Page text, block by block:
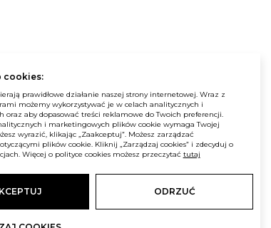
© Balma. Wszelkie prawa zastrzeżone.
cookies:
prawidłowe działanie naszej strony internetowej. Wraz z
możemy wykorzystywać je w celach analitycznych i
oraz aby dopasować treści reklamowe do Twoich preferencji.
i marketingowych plików cookie wymaga Twojej
wyrazić, klikając „Zaakceptuj”. Możesz zarządzać
plików cookie. Kliknij „Zarządzaj cookies” i zdecyduj o
Więcej o polityce cookies możesz przeczytać tutaj
ODRZUĆ